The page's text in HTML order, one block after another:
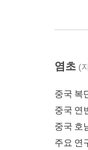
염초 (
중국 복
중국 연
중국 호
주요 연